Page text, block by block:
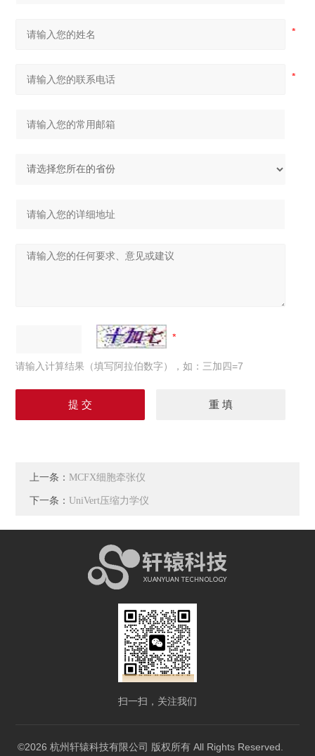
请输入计算结果（填写阿拉伯数字），如：三加四=7
上一条： MCFX细胞牵张仪
下一条：UniVert压缩力学仪
扫一扫，关注我们
©2026 杭州轩辕科技有限公司 版权所有 All Rights Reserved.